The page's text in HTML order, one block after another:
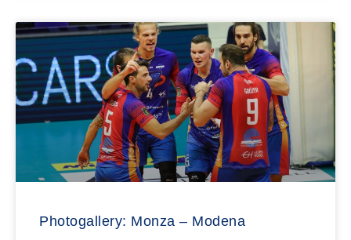
Photogallery: Monza – Modena